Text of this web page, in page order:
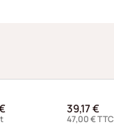
39,17€
47,00€TTC